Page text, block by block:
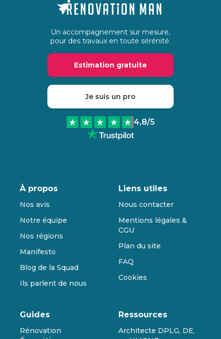
Un accompagnement sur mesure,
pour des travaux en toute sérénité.
Estimation gratuite
Je suis un pro
4,8/5
À propos
Nos avis
Notre équipe
Nos régions
Manifesto
Blog de la Squad
Ils parlent de nous
Liens utiles
Nous contacter
Mentions légales &
CGU
Plan du site
FAQ
Cookies
Guides
Rénovation
Ressources
Architecte DPLG, DE,